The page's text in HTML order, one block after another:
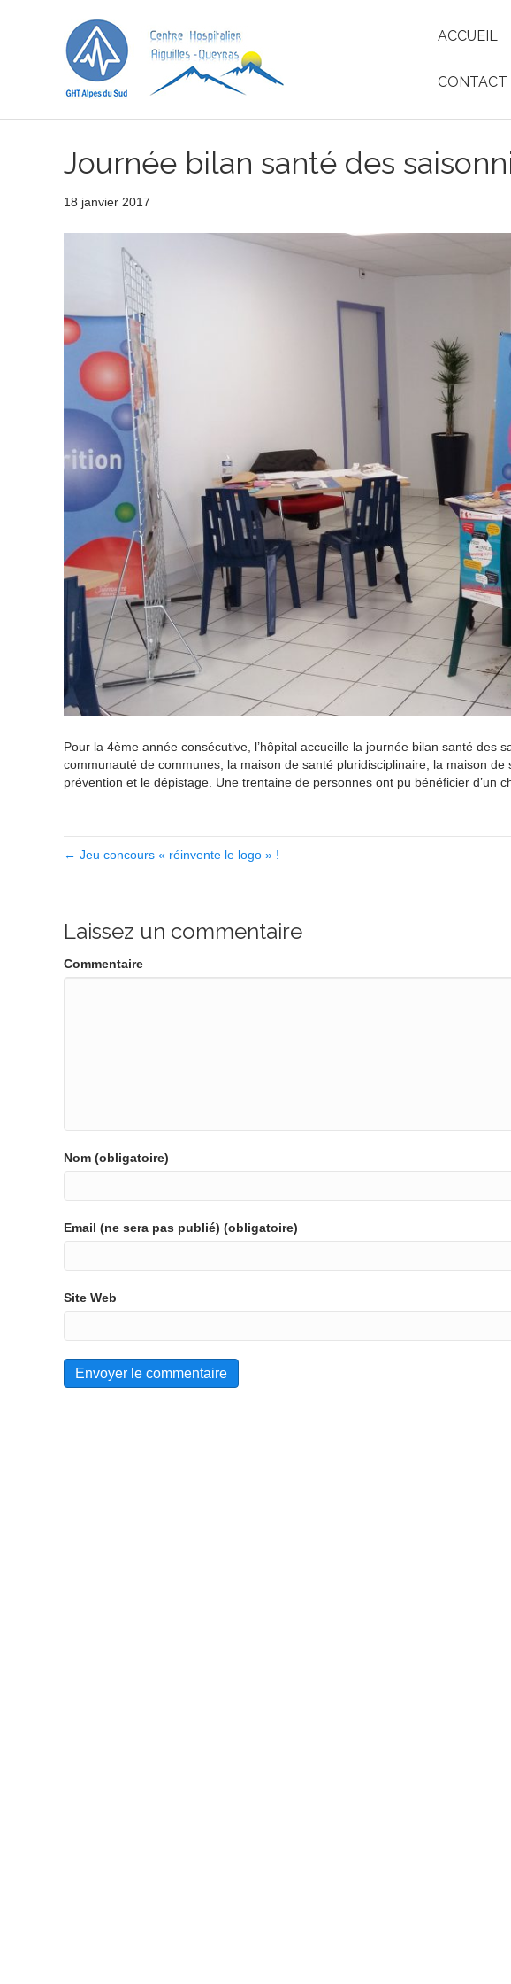
ACCUEIL
CONTACT
Journée bilan santé des
18 janvier 2017
Pour la 4ème année consécutive, l’hôpital accueille la journée bilan santé
communauté de communes, la maison de santé pluridisciplinaire, la maison de
prévention et le dépistage. Une trentaine de personnes ont pu bénéficier d’un
← Jeu concours « réinvente le logo » !
Laissez un commentaire
Commentaire
Nom (obligatoire)
Email (ne sera pas publié) (obligatoire)
Site Web